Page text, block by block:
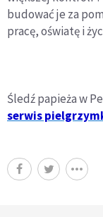
budować je za
pracę, oświatę i
Śledź papieża w
serwis